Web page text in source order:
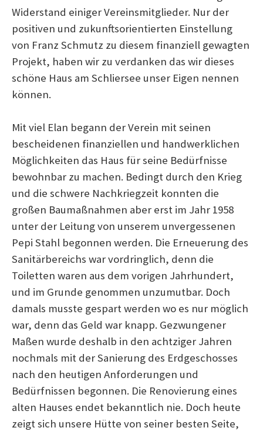
:
Widerstand einiger Vereinsmitglieder. Nur der
positiven und zukunftsorientierten Einstellung
von Franz Schmutz zu diesem finanziell gewagten
Projekt, haben wir zu verdanken das wir dieses
schöne Haus am Schliersee unser Eigen nennen
können.
Mit viel Elan begann der Verein mit seinen
bescheidenen finanziellen und handwerklichen
Möglichkeiten das Haus für seine Bedürfnisse
bewohnbar zu machen. Bedingt durch den Krieg
und die schwere Nachkriegzeit konnten die
großen Baumaßnahmen aber erst im Jahr 1958
unter der Leitung von unserem unvergessenen
Pepi Stahl begonnen werden. Die Erneuerung des
Sanitärbereichs war vordringlich, denn die
Toiletten waren aus dem vorigen Jahrhundert,
und im Grunde genommen unzumutbar. Doch
damals musste gespart werden wo es nur möglich
war, denn das Geld war knapp. Gezwungener
Maßen wurde deshalb in den achtziger Jahren
nochmals mit der Sanierung des Erdgeschosses
nach den heutigen Anforderungen und
Bedürfnissen begonnen. Die Renovierung eines
alten Hauses endet bekanntlich nie. Doch heute
zeigt sich unsere Hütte von seiner besten Seite,